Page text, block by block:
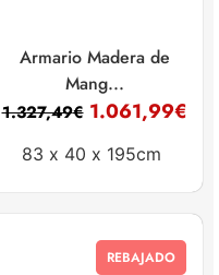
Armario Madera de
Mang...
1.327,49€ 1.061,99€
83 x 40 x 195cm
REBAJADO